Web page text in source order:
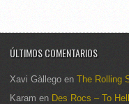
ÚLTIMOS COMENTARIOS
Xavi Gàllego en The Rolling
Karam en Des Rocs – To